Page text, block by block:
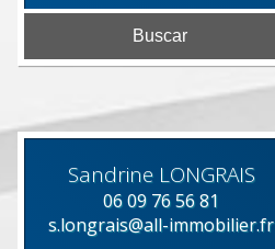
Sandrine LONGRAIS
06 09 76 56 81
s.longrais@all-immobilier.fr